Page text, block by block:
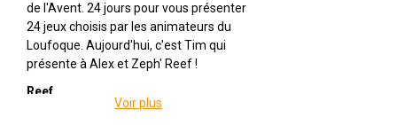
de l'Avent. 24 jours pour vous présenter
24 jeux choisis par les animateurs du
Loufoque. Aujourd'hui, c'est Tim qui
présente à Alex et Zeph' Reef !
Reef
Par Emerson Matsuuchi
Voir plus